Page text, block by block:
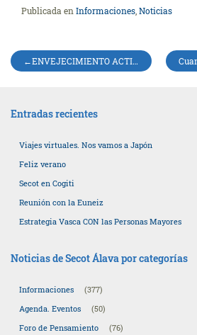
Publicada enInformaciones,Noticias
Navegación
ENVEJECIMIENTO ACTIVO Y EJERCICIO FÍSICO
Entradas recientes
Viajes virtuales. Nos vamos a Japón
Feliz verano
Secot en Cogiti
Reunión con la Euneiz
Estrategia Vasca CON las Personas Mayores
Noticias de Secot Álava por categorías
Informaciones
(377)
Agenda. Eventos
(50)
Foro de Pensamiento
(76)